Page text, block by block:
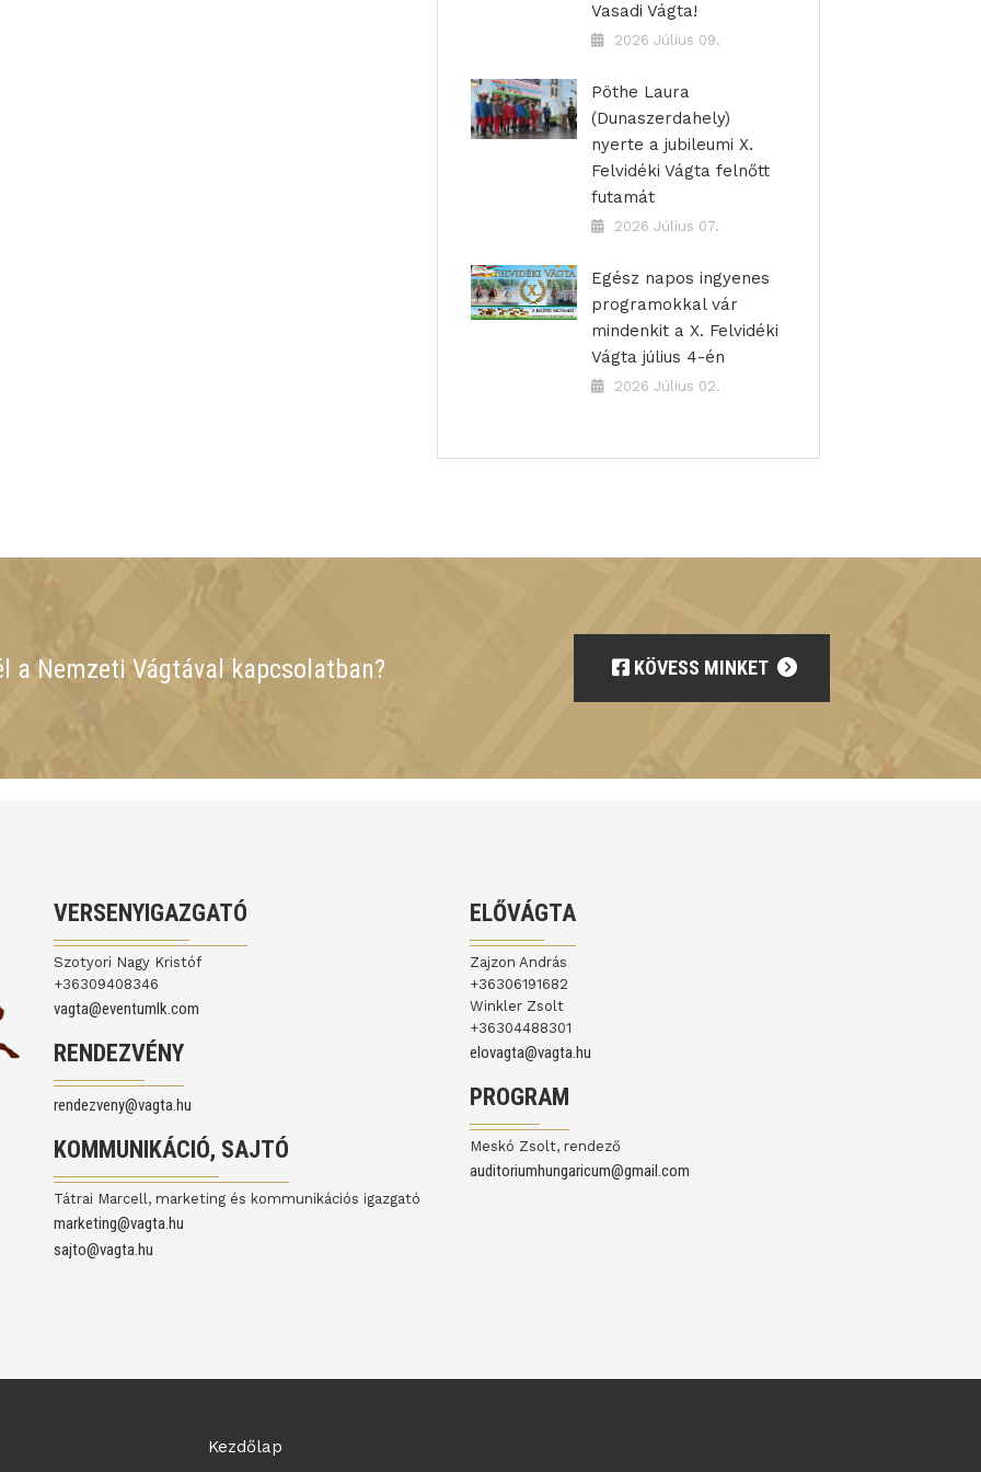
Vasadi Vágta!
2026 Július 09.
Pöthe Laura
(Dunaszerdahely)
nyerte a jubileumi X.
Felvidéki Vágta felnőtt
futamát
2026 Július 07.
Egész napos ingyenes
programokkal vár
mindenkit a X. Felvidéki
Vágta július 4-én
2026 Július 02.
Nemzeti Vágtával kapcsolatban? KÖVESS MINKET
VERSENYIGAZGATÓ
Szotyori Nagy Kristóf
+36309408346
vagta@eventumlk.com
RENDEZVÉNY
rendezveny@vagta.hu
KOMMUNIKÁCIÓ, SAJTÓ
Tátrai Marcell, marketing és kommunikációs igazgató
marketing@vagta.hu
sajto@vagta.hu
ELŐVÁGTA
Zajzon András
+36306191682
Winkler Zsolt
+36304488301
elovagta@vagta.hu
PROGRAM
Meskó Zsolt, rendező
auditoriumhungaricum@gmail.com
Kezdőlap